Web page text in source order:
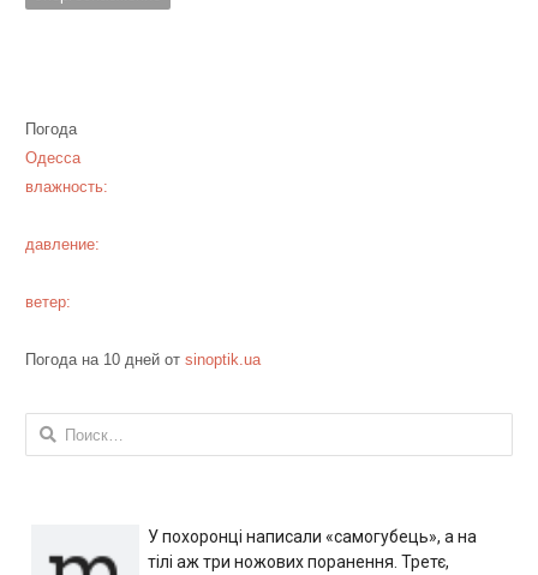
Погода
Одесса
влажность:
давление:
ветер:
Погода на 10 дней от sinoptik.ua
Найти:
У похоронці написали «самогубець», а на
тілі аж три ножових поранення. Третє,